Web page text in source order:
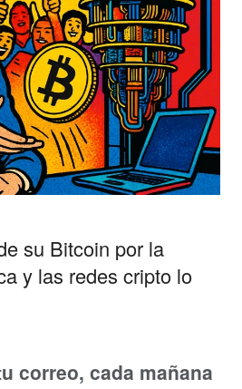
su Bitcoin por la
y las redes cripto lo
correo, cada mañana